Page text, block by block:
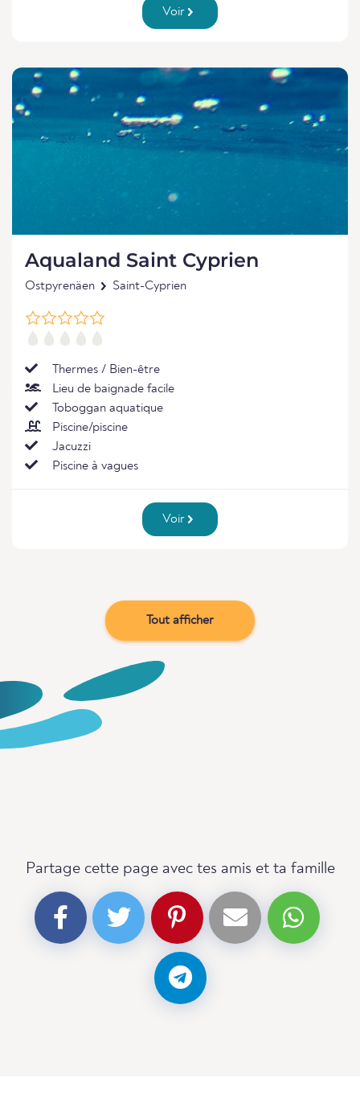
Voir
Aqualand Saint Cyprien
Ostpyrenäen Saint-Cyprien
Thermes / Bien-être
Lieu de baignade facile
Toboggan aquatique
Piscine/piscine
Jacuzzi
Piscine à vagues
Voir
Tout afficher
Partage cette page avec tes amis et ta famille